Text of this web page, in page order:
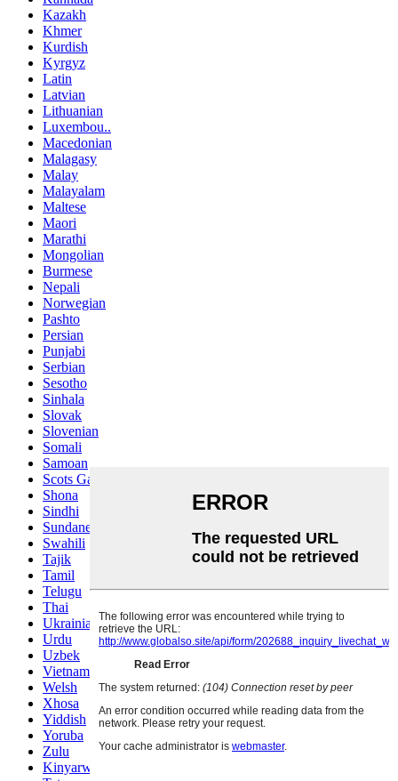
Kazakh
Khmer
Kurdish
Kyrgyz
Latin
Latvian
Lithuanian
Luxembou..
Macedonian
Malagasy
Malay
Malayalam
Maltese
Maori
Marathi
Mongolian
Burmese
Nepali
Norwegian
Pashto
Persian
Punjabi
Serbian
Sesotho
Sinhala
Slovak
Slovenian
Somali
Samoan
Scots Gaelic
Shona
Sindhi
Sundanese
Swahili
Tajik
Tamil
Telugu
Thai
Ukrainian
Urdu
Uzbek
Vietnamese
Welsh
Xhosa
Yiddish
Yoruba
Zulu
Kinyarwanda